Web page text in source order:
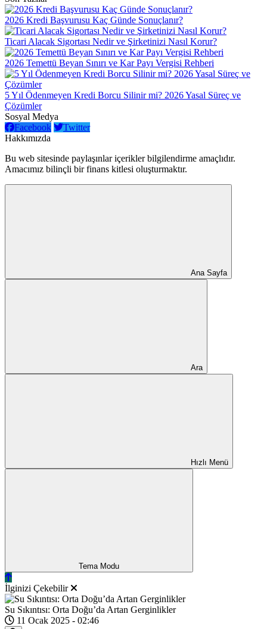
2026 Kredi Başvurusu Kaç Günde Sonuçlanır?
Ticari Alacak Sigortası Nedir ve Şirketinizi Nasıl Korur?
2026 Temettü Beyan Sınırı ve Kar Payı Vergisi Rehberi
5 Yıl Ödenmeyen Kredi Borcu Silinir mi? 2026 Yasal Süreç ve
Çözümler
Sosyal Medya
Facebook
Twitter
Hakkımızda
Bu web sitesinde paylaşınlar içerikler bilgilendirme amaçlıdır.
Amacımız bilinçli bir finans kitlesi oluşturmaktır.
Ana Sayfa
Ara
Hızlı Menü
Tema Modu
İlginizi Çekebilir
Su Sıkıntısı: Orta Doğu’da Artan Gerginlikler
11 Ocak 2025 - 02:46